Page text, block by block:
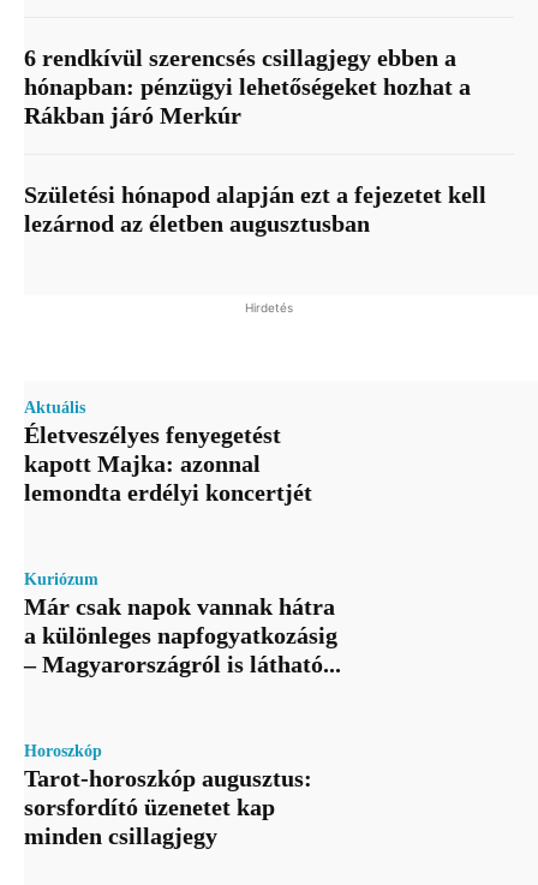
6 rendkívül szerencsés csillagjegy ebben a
hónapban: pénzügyi lehetőségeket hozhat a
Rákban járó Merkúr
Születési hónapod alapján ezt a fejezetet kell
lezárnod az életben augusztusban
Hirdetés
Aktuális
Életveszélyes fenyegetést
kapott Majka: azonnal
lemondta erdélyi koncertjét
Kuriózum
Már csak napok vannak hátra
a különleges napfogyatkozásig
– Magyarországról is látható...
Horoszkóp
Tarot-horoszkóp augusztus:
sorsfordító üzenetet kap
minden csillagjegy